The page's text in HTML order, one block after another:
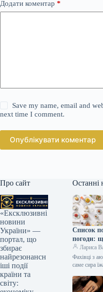
Додати коментар *
Save my name, email and
next time I comment.
Опублікувати коментар
Про сайт
«Ексклюзивні
новини
України» —
портал, що
збирає
найрезонансн
іші події
країни та
світу:
Останні
Список
погоди:
тіла
Лариса
Фахівці з
саме сира